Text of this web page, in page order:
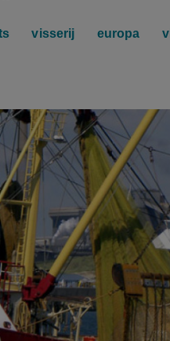
visserij europa